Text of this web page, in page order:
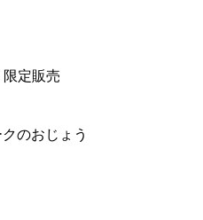
定販売
のおじょう